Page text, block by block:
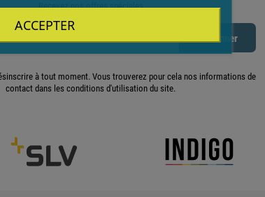
Recevez nos offres spéciales
à tout moment. Vous trouverez pour cela nos informations de
contact dans les conditions d'utilisation du site.
ACCEPTER